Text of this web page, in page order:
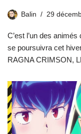
Balin 29
C’est l’un des
se poursuivra cet
RAGNA CRIMSON,